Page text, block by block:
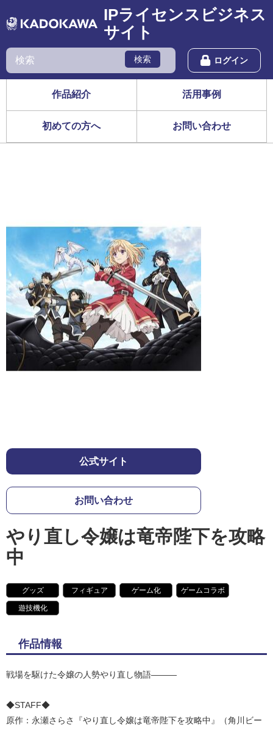
IPライセンスビジネス
サイト
検索 ログイン
作品紹介 活用事例
初めての方へ お問い合わせ
公式サイト
お問い合わせ
やり直し令嬢は竜帝陛下を攻略
中
グッズ フィギュア ゲーム化 ゲームコラボ
遊技機化
作品情報
戦場を駆けた令嬢の人勢やり直し物語―――
◆STAFF◆
原作：永瀬さらさ『やり直し令嬢は竜帝陛下を攻略中』（角川ビー